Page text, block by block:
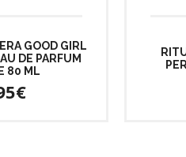
GOOD GIRL
DE PARFUM
80 ML